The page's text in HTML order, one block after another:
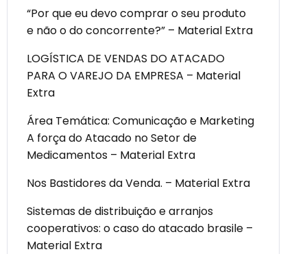
“Por que eu devo comprar o seu produto
e não o do concorrente?” – Material Extra
LOGÍSTICA DE VENDAS DO ATACADO
PARA O VAREJO DA EMPRESA – Material
Extra
Área Temática: Comunicação e Marketing
A força do Atacado no Setor de
Medicamentos – Material Extra
Nos Bastidores da Venda. – Material Extra
Sistemas de distribuição e arranjos
cooperativos: o caso do atacado brasile –
Material Extra